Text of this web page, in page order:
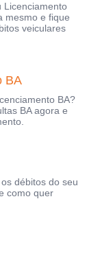
Licenciamento
mesmo e fique
veiculares
BA
BA?
BA agora e
débitos do seu
como quer